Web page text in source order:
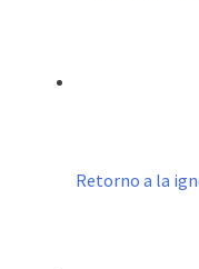
Retorno a la